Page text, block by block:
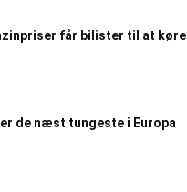
får bilister til at køre
er de næst tungeste i Europa